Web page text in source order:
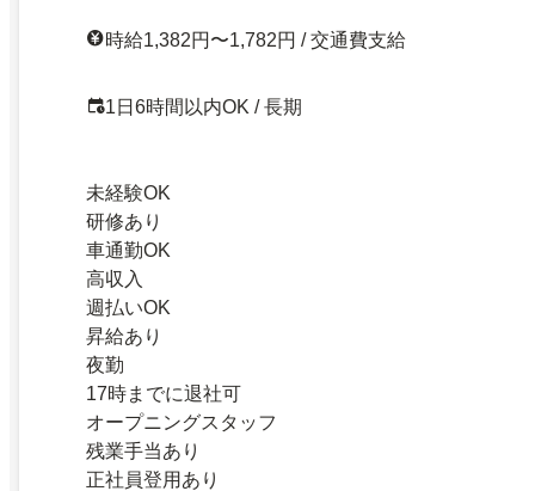
時給1,382円〜1,782円 / 交通費支給
1日6時間以内OK / 長期
未経験OK
研修あり
車通勤OK
高収入
週払いOK
昇給あり
夜勤
17時までに退社可
オープニングスタッフ
残業手当あり
正社員登用あり